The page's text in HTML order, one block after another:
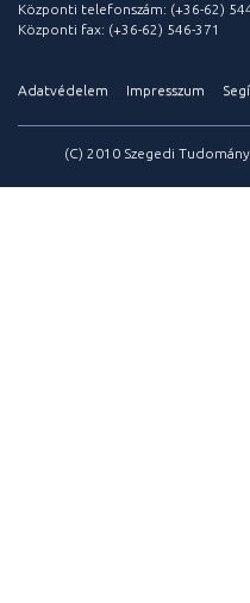
Központi telefonszám: (+36-62)
Központi fax: (+36-62) 546-371
Adatvédelem Impresszum
(C) 2010 Szegedi